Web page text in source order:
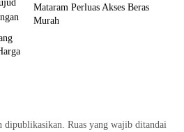
Mataram Perluas Akses Beras
Murah
dipublikasikan. Ruas yang wajib ditandai